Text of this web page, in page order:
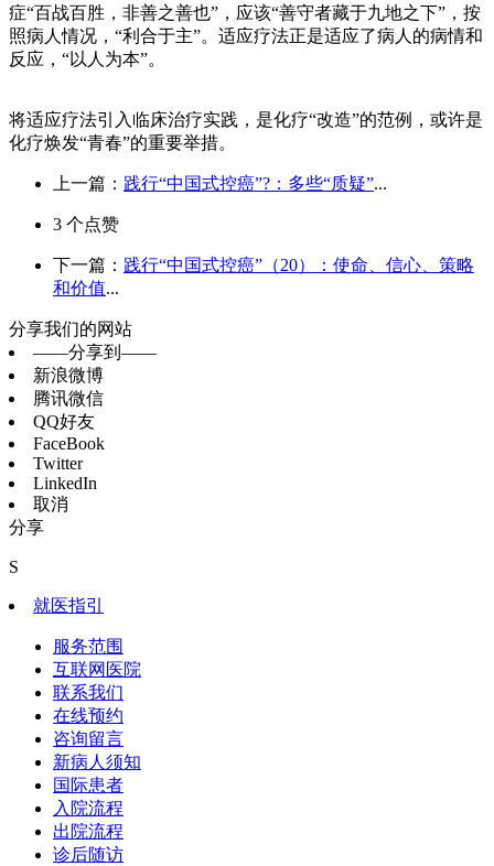
症“百战百胜，非善之善也”，应该“善守者藏于九地之下”，按
照病人情况，“利合于主”。适应疗法正是适应了病人的病情和
反应，“以人为本”。
将适应疗法引入临床治疗实践，是化疗“改造”的范例，或许是
化疗焕发“青春”的重要举措。
上一篇： 践行“中国式控癌”?：多些“质疑”...
3 个点赞
下一篇： 践行“中国式控癌”（20）：使命、信心、策略
和价值...
分享我们的网站
——分享到——
新浪微博
腾讯微信
QQ好友
FaceBook
Twitter
LinkedIn
取消
分享
S
就医指引
服务范围
互联网医院
联系我们
在线预约
咨询留言
新病人须知
国际患者
入院流程
出院流程
诊后随访